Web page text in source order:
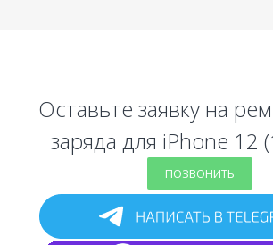
Оставьте заявку на
заряда для iPhone 12
ПОЗВОНИТЬ